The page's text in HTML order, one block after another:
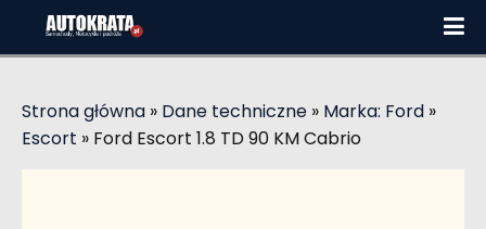
Strona główna » Dane techniczne » Marka: Ford »
Escort » Ford Escort 1.8 TD 90 KM Cabrio